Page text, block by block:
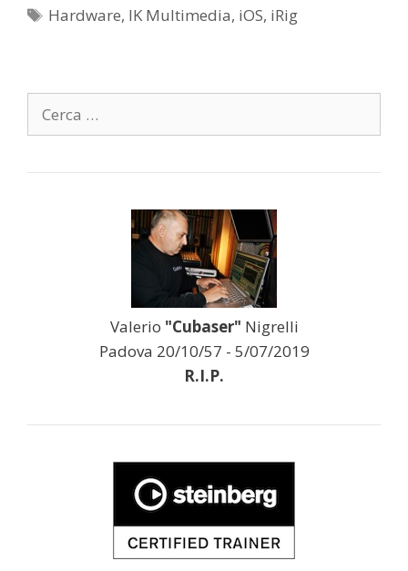
Tag
Hardware, IK Multimedia, iOS, iRig
Ricerca
Valerio "Cubaser" Nigrelli
Padova 20/10/57 - 5/07/2019
R.I.P.